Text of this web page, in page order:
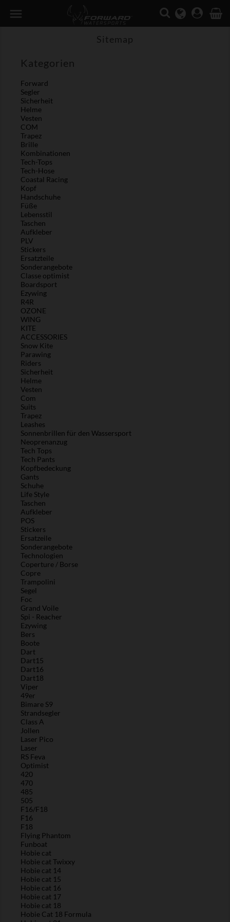

Sitemap
Kategorien
Forward
Segler
Sicherheit
Helme
Vesten
COM
Trapez
Brille
Kombinationen
Tech-Tops
Tech-Hose
Coastal Racing
Kopf
Handschuhe
Füße
Lebensstil
Taschen
Aufkleber
PLV
Stickers
Ersatzteile
Sonderangebote
Classe optimist
Boardsport
Ezywing
R4R
OZONE
WING
KITE
ACCESSORIES
Snow Kite
Parawing
Riders
Sicherheit
Helme
Vesten
Com
Suits
Trapez
Leashes
Sonnenbrillen für den Wassersport
Neoprenanzug
Tech Tops
Tech Pants
Kopfbedeckung
Gants
Schuhe
Life Style
Taschen
Aufkleber
POS
Stickers
Ersatzeile
Sonderangebote
Technologien
Coperture / Borse
Copre
Trampolini
Segel
Foc
Grand Voile
Spi - Reacher
Ezywing
Bers
Boote
Dart
Dart15
Dart16
Dart18
Viper
49er
Bimare S9
Strandsegler
Class A
Jollen
Laser Pico
Laser
RS Feva
Optimist
420
470
485
505
F16/F18
F16
F18
Flying Phantom
Funboat
Hobie cat
Hobie cat Twixxy
Hobie cat 14
Hobie cat 15
Hobie cat 16
Hobie cat 17
Hobie cat 18
Hobie Cat 18 Formula